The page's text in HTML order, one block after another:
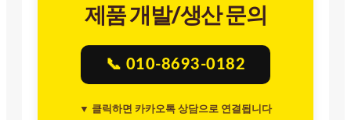
제품 개발/생산 문의
📞 010-8693-0182
▼ 클릭하면 카카오톡 상담으로 연결됩니다